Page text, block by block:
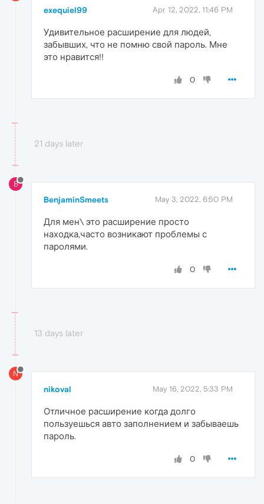
exequiel99 Apr 12, 2022, 11:46 PM
Удивительное расширение для людей,
забывших, что не помню свой пароль. Мне
это нравится!!
0
21 days later
B
BenjaminSmeets May 3, 2022, 6:50 PM
Для мен\ это расширение просто
находка,часто возникают проблемы с
паролями.
0
13 days later
N
nikoval May 16, 2022, 5:33 PM
Отличное расширение когда долго
пользуешься авто заполнением и забываешь
пароль.
0